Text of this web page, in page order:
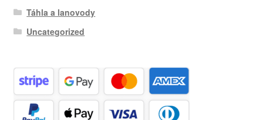
Táhla a lanovody
Uncategorized